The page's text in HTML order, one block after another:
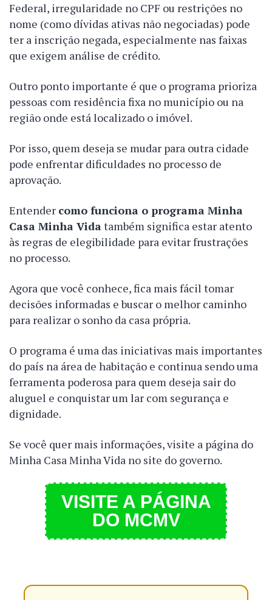
Federal, irregularidade no CPF ou restrições no
nome (como dívidas ativas não negociadas) pode
ter a inscrição negada, especialmente nas faixas
que exigem análise de crédito.
Outro ponto importante é que o programa prioriza
pessoas com residência fixa no município ou na
região onde está localizado o imóvel.
Por isso, quem deseja se mudar para outra cidade
pode enfrentar dificuldades no processo de
aprovação.
Entender como funciona o programa Minha
Casa Minha Vidatambém significa estar atento
às regras de elegibilidade para evitar frustrações
no processo.
Agora que você conhece, fica mais fácil tomar
decisões informadas e buscar o melhor caminho
para realizar o sonho da casa própria.
O programa é uma das iniciativas mais importantes
do país na área de habitação e continua sendo uma
ferramenta poderosa para quem deseja sair do
aluguel e conquistar um lar com segurança e
dignidade.
Se você quer mais informações, visite a página do
Minha Casa Minha Vida no site do governo.
VISITE A PÁGINA
DO MCMV